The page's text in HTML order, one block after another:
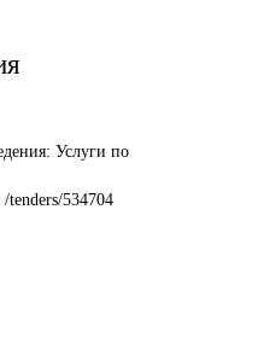
Услуги по
/tenders/534704